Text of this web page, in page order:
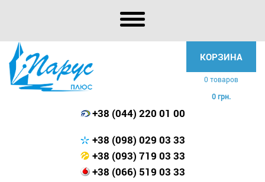
КОРЗИНА
0 товаров
0 грн.
+38 (044) 220 01 00
+38 (098) 029 03 33
+38 (093) 719 03 33
+38 (066) 519 03 33